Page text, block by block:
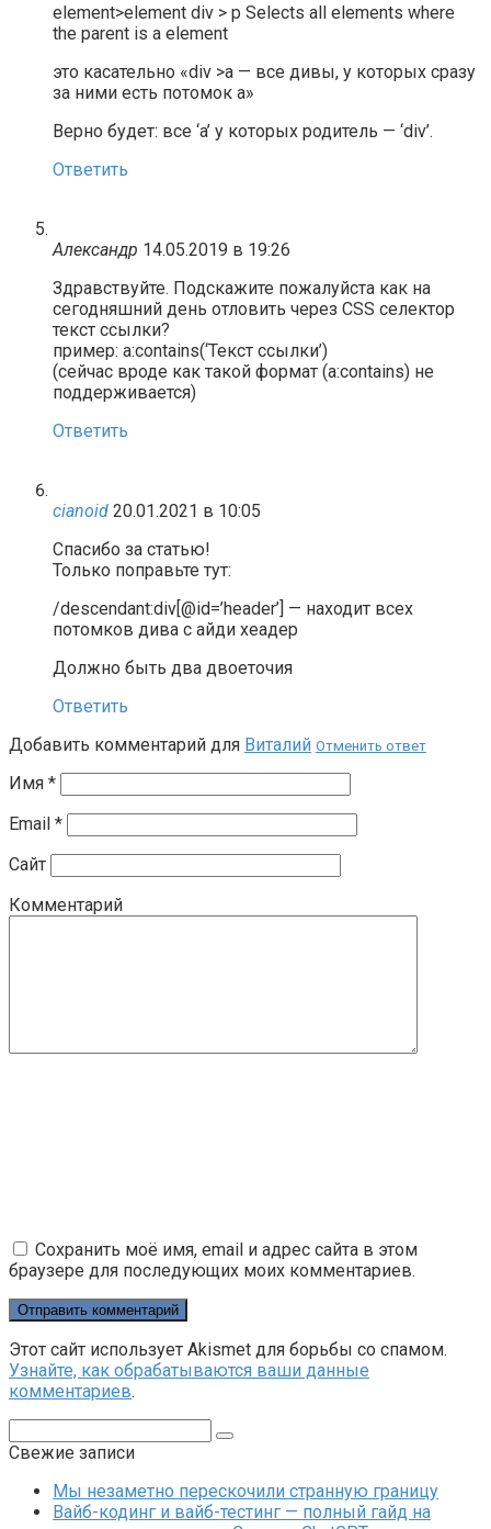
element>element div > p Selects all elements where
the parent is a element
это касательно «div >a — все дивы, у которых сразу
за ними есть потомок а»
Верно будет: все ‘a’ у которых родитель — ‘div’.
Ответить
Александр 14.05.2019 в 19:26
Здравствуйте. Подскажите пожалуйста как на
сегодняшний день отловить через CSS селектор
текст ссылки?
пример: a:contains(‘Текст ссылки’)
(сейчас вроде как такой формат (a:contains) не
поддерживается)
Ответить
cianoid 20.01.2021 в 10:05
Спасибо за статью!
Только поправьте тут:
/descendant:div[@id=’header’] — находит всех
потомков дива с айди хеадер
Должно быть два двоеточия
Ответить
Добавить комментарий для Виталий Отменить ответ
Имя *
Email *
Сайт
Комментарий
Сохранить моё имя, email и адрес сайта в этом
браузере для последующих моих комментариев.
Этот сайт использует Akismet для борьбы со спамом.
Узнайте, как обрабатываются ваши данные
комментариев.
Свежие записи
Мы незаметно перескочили странную границу
Вайб-кодинг и вайб-тестинг — полный гайд на